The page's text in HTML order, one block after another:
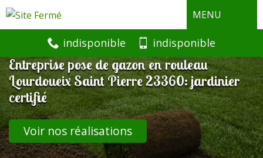
MENU
indisponible indisponible
Entreprise pose de gazon en rouleau
Lourdoueix Saint Pierre 23360: jardinier
certifié
Voir nos réalisations